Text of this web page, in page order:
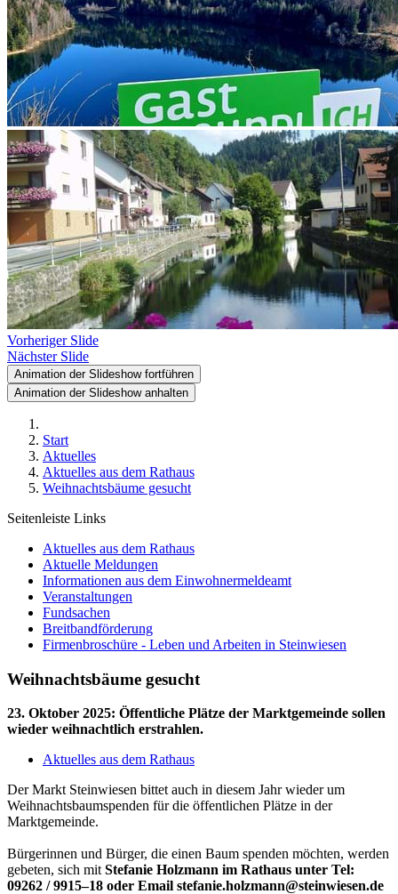
Vorheriger Slide
Nächster Slide
Animation der Slideshow fortführen
Animation der Slideshow anhalten
Start
Aktuelles
Aktuelles aus dem Rathaus
Weihnachtsbäume gesucht
Seitenleiste Links
Aktuelles aus dem Rathaus
Aktuelle Meldungen
Informationen aus dem Einwohnermeldeamt
Veranstaltungen
Fundsachen
Breitbandförderung
Firmenbroschüre - Leben und Arbeiten in Steinwiesen
Weihnachtsbäume gesucht
23. Oktober 2025: Öffentliche Plätze der Marktgemeinde sollen
wieder weihnachtlich erstrahlen.
Aktuelles aus dem Rathaus
Der Markt Steinwiesen bittet auch in diesem Jahr wieder um
Weihnachtsbaumspenden für die öffentlichen Plätze in der
Marktgemeinde.
Bürgerinnen und Bürger, die einen Baum spenden möchten, werden
gebeten, sich mitStefanie Holzmann im Rathaus unter Tel:
09262 / 9915–18 oder Email stefanie.holzmann@steinwiesen.de